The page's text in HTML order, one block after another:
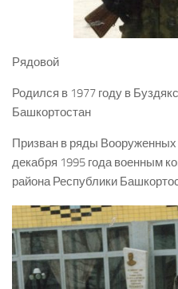
Рядовой
Родился в 1977 году в
Башкортостан
Призван в ряды
декабря 1995 года военным
района Республики